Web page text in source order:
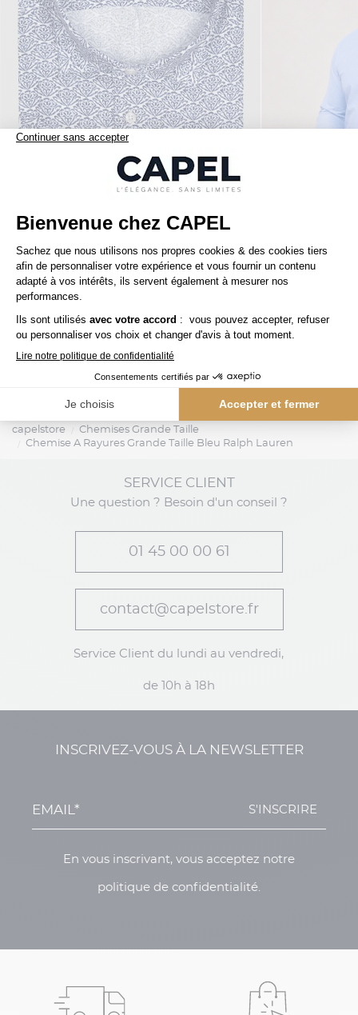
capel
capelstore
Chemises Grande Taille
Chemise A Rayures Grande Taille Bleu Ralph Lauren
SERVICE CLIENT
Une question ? Besoin d'un conseil ?
01 45 00 00 61
contact@capelstore.fr
Service Client du lundi au vendredi,
de 10h à 18h
INSCRIVEZ-VOUS À LA NEWSLETTER
S'INSCRIRE
En vous inscrivant, vous acceptez notre
politique de confidentialité.